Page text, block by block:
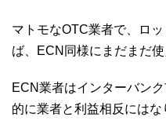
マトモなOTC業者で、ロ
ば、ECN同様にまだまだ
ECN業者はインターバン
的に業者と利益相反にはな